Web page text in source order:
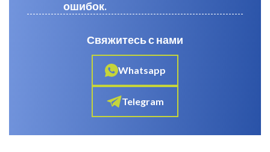
ошибок.
Свяжитесь с нами
Whatsapp
Telegram